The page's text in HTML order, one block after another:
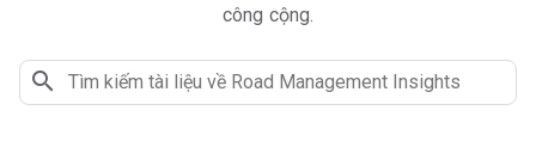
công cộng.